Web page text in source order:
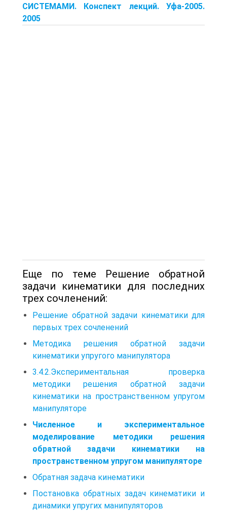
СИСТЕМАМИ. Конспект лекций. Уфа-2005.
2005
Еще по теме Решение обратной
задачи кинематики для последних
трех сочленений:
Решение обратной задачи кинематики для
первых трех сочленений
Методика решения обратной задачи
кинематики упругого манипулятора
3.4.2.Экспериментальная проверка
методики решения обратной задачи
кинематики на пространственном упругом
манипуляторе
Численное и экспериментальное
моделирование методики решения
обратной задачи кинематики на
пространственном упругом манипуляторе
Обратная задача кинематики
Постановка обратных задач кинематики и
динамики упругих манипуляторов